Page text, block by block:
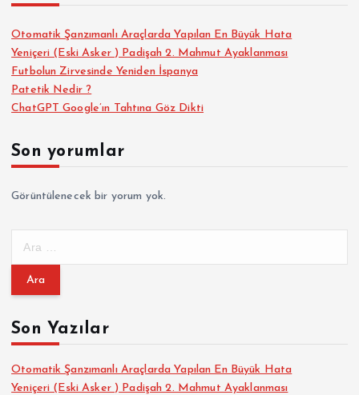
Otomatik Şanzımanlı Araçlarda Yapılan En Büyük Hata
Yeniçeri (Eski Asker ) Padişah 2. Mahmut Ayaklanması
Futbolun Zirvesinde Yeniden İspanya
Patetik Nedir ?
ChatGPT Google’ın Tahtına Göz Dikti
Son yorumlar
Görüntülenecek bir yorum yok.
m
:Son Yazılar
Otomatik Şanzımanlı Araçlarda Yapılan En Büyük Hata
Yeniçeri (Eski Asker ) Padişah 2. Mahmut Ayaklanması